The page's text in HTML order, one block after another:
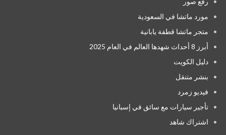
مورد ماتشا في السعودية
متجر ماتشا قطفة يابانية
أبرز 8 أحداث شهدها العالم في العام 2025
دليل الكويت
بنشر متنقل
فيديو زمرد
تأجير سيارات مع سائق في إسبانيا
اشتراك شاهد